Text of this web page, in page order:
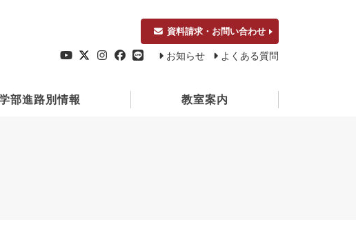
資料請求・お問い合わせ
お知らせ よくある質問
部進路別情報 教室案内